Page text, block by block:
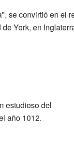
se convirtió en el
York, en
estudioso del
año 1012.